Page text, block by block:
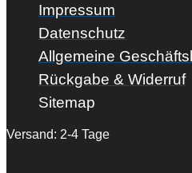
Impressum
Datenschutz
Allgemeine
Rückgabe & Widerruf
Sitemap
Versand: 2-4 Tage